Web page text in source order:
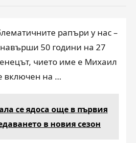
рапъри у нас –
50 години на 27
чието име е Михаил
включен на …
се ядоса още в първия
в новия сезон